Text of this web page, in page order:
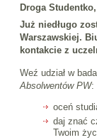
Droga
Już niedługo
Warszawskiej.
kontakcie z
Weź udział w
Absolwentów PW:
oceń
daj znać
Twoim